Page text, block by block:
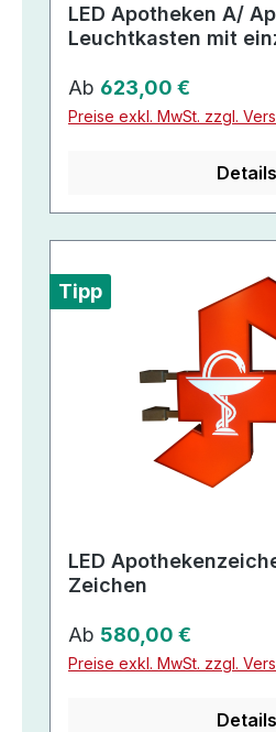
LED Apotheken A/
Leuchtkasten mit
Regulärer Preis:
Ab 623,00 €
Preise exkl. MwSt. zzgl.
Details
Tipp
LED
Zeichen
Regulärer Preis:
Ab 580,00 €
Preise exkl. MwSt. zzgl.
Details